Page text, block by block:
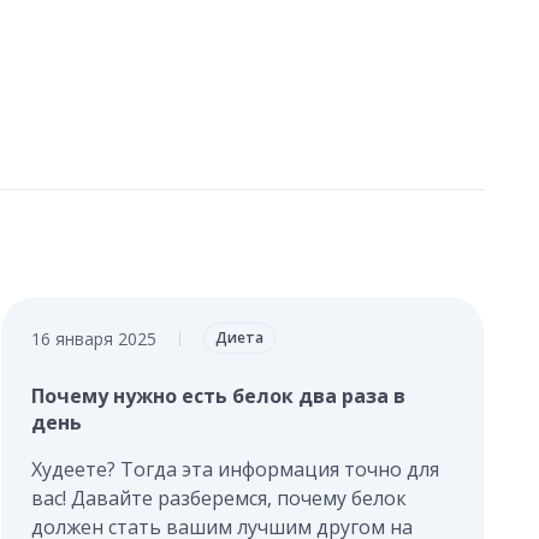
16 января 2025 | Диета
Почему нужно есть белок два раза в
день
Худеете? Тогда эта информация точно для
вас! Давайте разберемся, почему белок
должен стать вашим лучшим другом на